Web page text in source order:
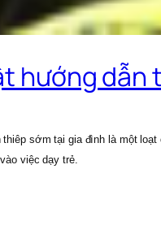
hướng dẫn
sớm tại gia đình là một
việc dạy trẻ.